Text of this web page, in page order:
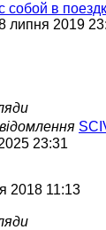
собой в
липня 2019
23:31
2018 11:13